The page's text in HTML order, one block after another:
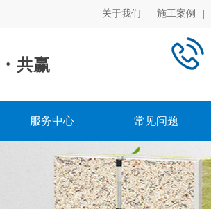
关于我们 施工案例
· 共赢
服务中心 常见问题